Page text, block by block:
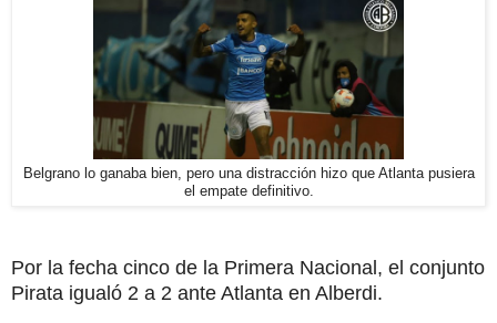
Belgrano lo ganaba bien, pero una distracción hizo que Atlanta pusiera
el empate definitivo.
Por la fecha cinco de la Primera Nacional, el conjunto
Pirata igualó 2 a 2 ante Atlanta en Alberdi.